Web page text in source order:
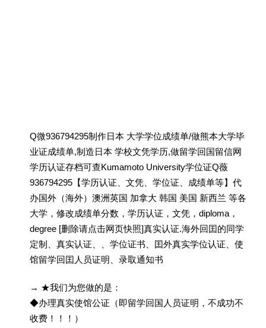
Q微936794295制作日本 大学学位成绩单/做熊本大学毕
业证成绩单,制造日本 学校文凭学历,做留学回国留信网
学历认证存档可查Kumamoto University学位证Q薇
936794295【学历认证、文凭、学位证、成绩单等】代
办国外（海外）澳洲英国 加拿大 韩国 美国 新西兰 等各
大学，修改成绩单分数，学历认证，文凭，diploma，
degree [删除请点击网页快照]真实认证.海外回囯的同学
定制、真实认证、、学位证书、囯外真实学位认证、使
馆留学回囯人员证明、录取通知书
→ ★我们为您做的是：
◆办理真实使馆公证（即留学回国人员证明，不成功不
收费！！！）